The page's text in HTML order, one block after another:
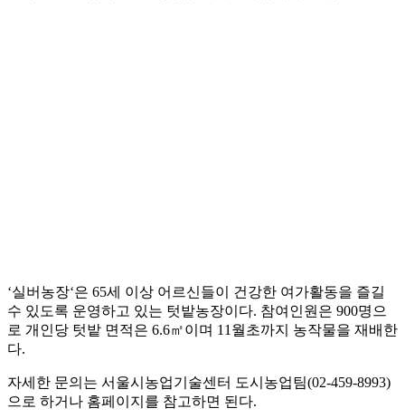
‘실버농장‘은 65세 이상 어르신들이 건강한 여가활동을 즐길
수 있도록 운영하고 있는 텃밭농장이다. 참여인원은 900명으
로 개인당 텃밭 면적은 6.6㎡이며 11월초까지 농작물을 재배한
다.
자세한 문의는 서울시농업기술센터 도시농업팀(02-459-8993)
으로 하거나 홈페이지를 참고하면 된다.